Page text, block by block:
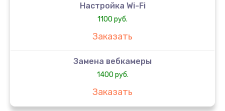
Настройка Wi-Fi
1100 руб.
Заказать
Замена вебкамеры
1400 руб.
Заказать